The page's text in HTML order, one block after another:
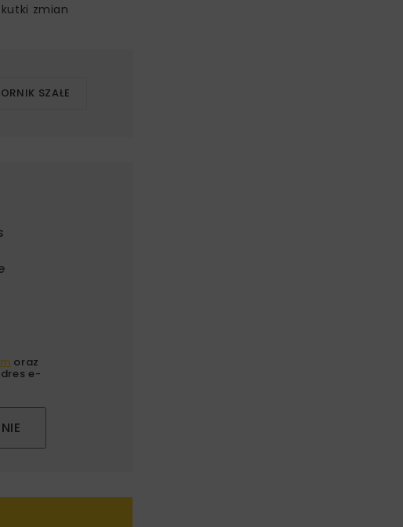
zmian
SZAŁE
oraz
e-